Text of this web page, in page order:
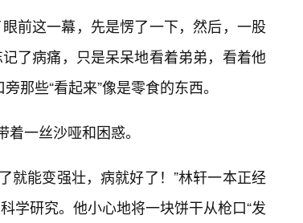
前这一幕，先是愣了一下，然后，一股
了病痛，只是呆呆地看着弟弟，看着他
那些“看起来”像是零食的东西。
一丝沙哑和困惑。
了就能变强壮，病就好了！”林轩一本正经
学研究。他小心地将一块饼干从枪口“发